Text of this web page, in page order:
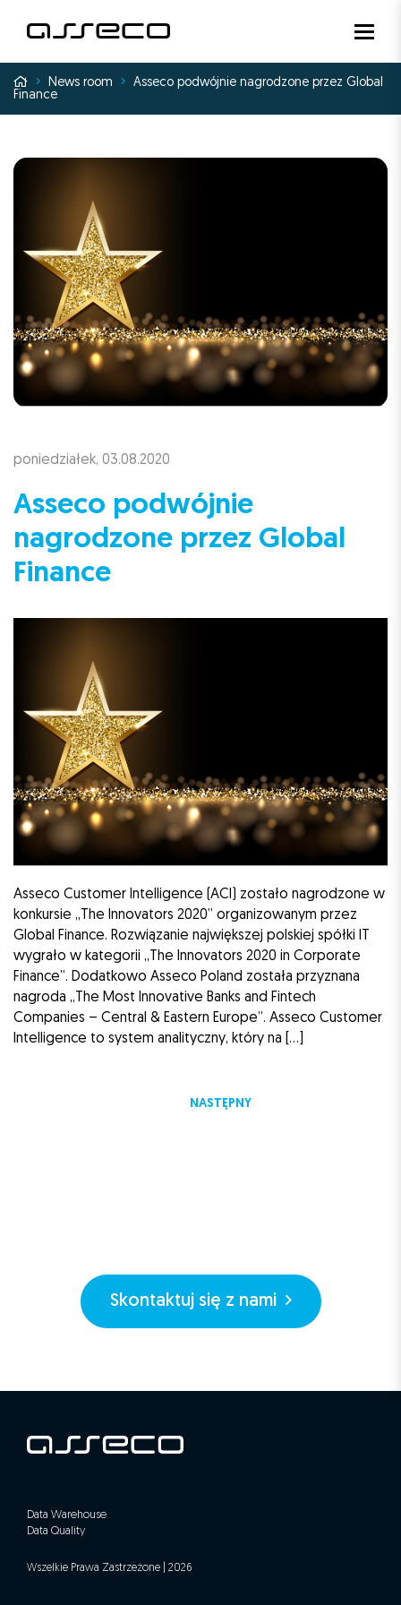
News room
Asseco podwójnie nagrodzone przez Global
Finance
poniedziałek, 03.08.2020
Asseco podwójnie
nagrodzone przez Global
Finance
Asseco Customer Intelligence (ACI) zostało nagrodzone w
konkursie „The Innovators 2020” organizowanym przez
Global Finance. Rozwiązanie największej polskiej spółki IT
wygrało w kategorii „The Innovators 2020 in Corporate
Finance”. Dodatkowo Asseco Poland została przyznana
nagroda „The Most Innovative Banks and Fintech
Companies – Central & Eastern Europe”. Asseco Customer
Intelligence to system analityczny, który na […]
NASTĘPNY
Skontaktuj się z nami
Data Warehouse
Data Quality
Wszelkie Prawa Zastrzeżone | 2026